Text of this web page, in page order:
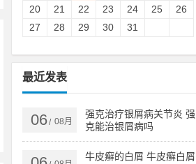
20
21 22 23 24 25
26
27
28 29 30 31
最近发表
06/ 08月
强克治疗银屑病关节炎 强
克能治银屑病吗
牛皮癣的白屑 牛皮癣白屑